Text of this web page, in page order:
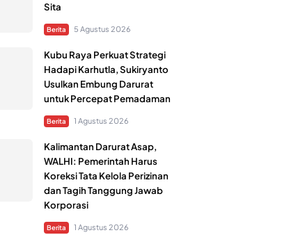
Sita
Berita 5 Agustus 2026
Kubu Raya Perkuat Strategi
Hadapi Karhutla, Sukiryanto
Usulkan Embung Darurat
untuk Percepat Pemadaman
Berita 1 Agustus 2026
Kalimantan Darurat Asap,
WALHI: Pemerintah Harus
Koreksi Tata Kelola Perizinan
dan Tagih Tanggung Jawab
Korporasi
Berita 1 Agustus 2026